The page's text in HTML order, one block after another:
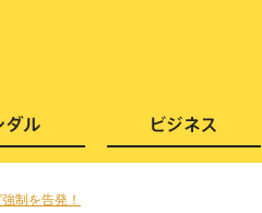
制を告発！
芸能・エンタメ